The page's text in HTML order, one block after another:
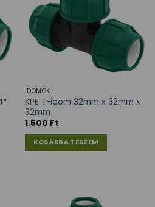
IDOMOK
KPE T-idom 32mm x 32mm x
32mm
1.500 Ft
KOSÁRBA TESZEM